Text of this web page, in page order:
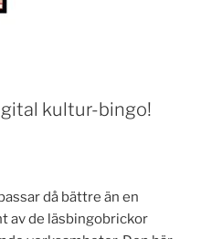
kultur-bingo!
då bättre än en
av de läsbingobrickor